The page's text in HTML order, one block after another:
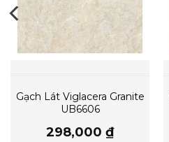
Gạch Lát Viglacera Granite
UB6606
298,000 ₫